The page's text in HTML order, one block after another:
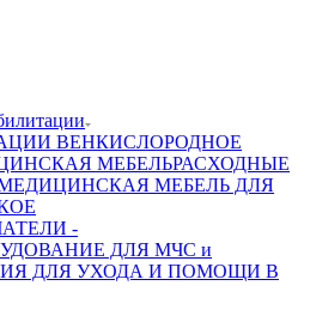
ВЕНКИСЛОРОДНОЕ
МЕБЕЛЬРАСХОДНЫЕ
МЕБЕЛЬ ДЛЯ
-
ДЛЯ МЧС и
ДЛЯ УХОДА И ПОМОЩИ В